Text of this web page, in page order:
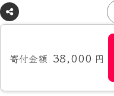
寄付金額 38,000 円